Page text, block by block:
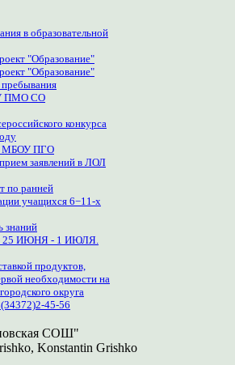
в образовательной
"Образование"
"Образование"
пребывания
ПМО СО
конкурса
МБОУ ПГО
заявлений в ЛОЛ
по ранней
учащихся 6−11-х
знаний
25 ИЮНЯ - 1 ИЮЛЯ.
продуктов,
необходимости на
округа
45-56
СОШ"
Konstantin Grishko